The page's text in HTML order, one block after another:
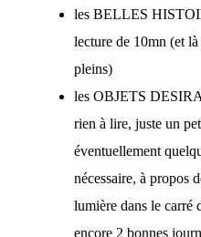
les BELLES
lecture de 10mn (et
pleins)
les OBJETS
rien à lire, juste un
éventuellement
nécessaire, à propos
lumière dans le carré
encore 2 bonnes